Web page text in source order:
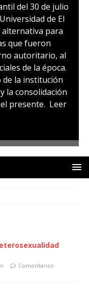
del 30 de julio
de El
alternativa para
que fueron
autoritario, al
de la época.
de la institución
la consolidación
presente. Leer
Comentarios